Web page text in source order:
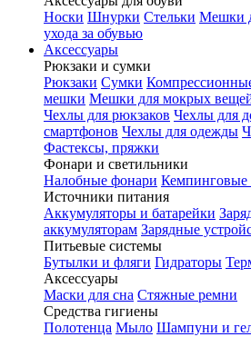
Носки Шнурки Стельки Мешки
ухода за обувью
Аксессуары
Рюкзаки и сумки
Рюкзаки Сумки
мешки Мешки для мокрых
Чехлы для рюкзаков Чехлы для
смартфонов Чехлы для одежды
Фастексы, пряжки
Фонари и светильники
Налобные фонари Кемпинговые
Источники питания
Аккумуляторы и батарейки
аккумуляторам Зарядные
Питьевые системы
Бутылки и фляги Гидраторы
Аксессуары
Маски для сна Стяжные ремни
Средства гигиены
Полотенца Мыло Шампуни и